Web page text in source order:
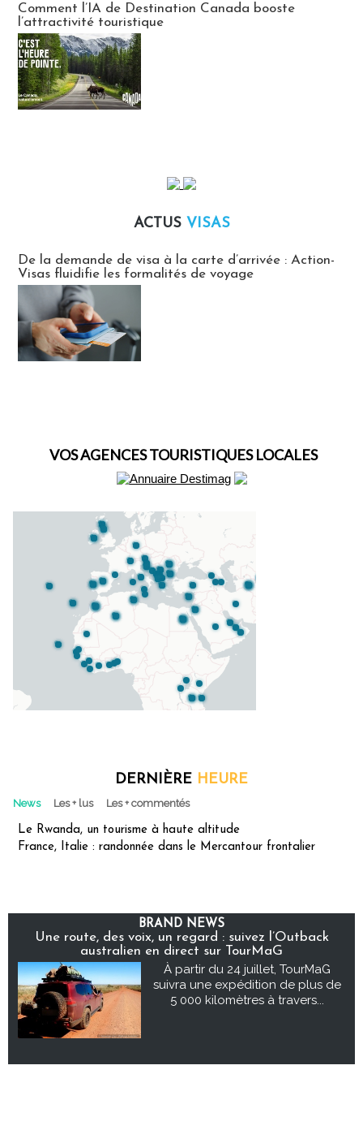
Comment l’IA de Destination Canada booste
l’attractivité touristique
ACTUS VISAS
De la demande de visa à la carte d’arrivée : Action-
Visas fluidifie les formalités de voyage
VOS AGENCES TOURISTIQUES LOCALES
DERNIÈRE HEURE
News Les + lus Les + commentés
Le Rwanda, un tourisme à haute altitude
France, Italie : randonnée dans le Mercantour frontalier
BRAND NEWS
Une route, des voix, un regard : suivez l’Outback
australien en direct sur TourMaG
À partir du 24 juillet, TourMaG
suivra une expédition de plus de
5 000 kilomètres à travers...